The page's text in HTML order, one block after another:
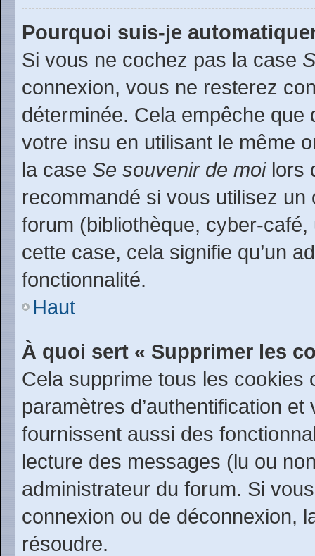
Pourquoi suis-je
Si vous ne cochez pas la case
connexion, vous ne resterez
déterminée. Cela empêche que
votre insu en utilisant le même
la case Se souvenir de moilors
recommandé si vous utilisez
forum (bibliothèque, cyber-
cette case, cela signifie qu’un
fonctionnalité.
Haut
À quoi sert « Supprimer les
Cela supprime tous les
paramètres d’authentification
fournissent aussi des
lecture des messages (lu ou
administrateur du forum. Si
connexion ou de déconnexion,
résoudre.